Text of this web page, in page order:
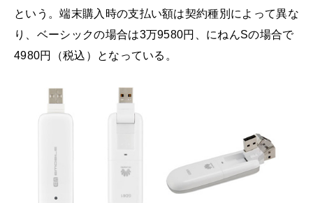
という。端末購入時の支払い額は契約種別によって異な
り、ベーシックの場合は3万9580円、にねんSの場合で
4980円（税込）となっている。